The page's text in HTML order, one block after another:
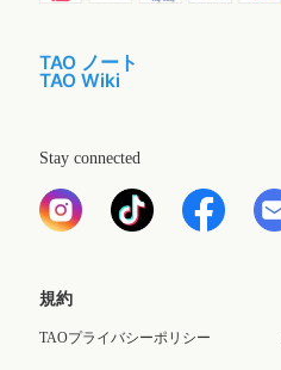
TAO ノート
TAO Wiki
Stay connected
規約
TAOプライバシーポリシー